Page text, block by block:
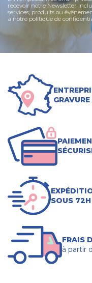
recevoir notre Newsletter
services, produits ou
à notre politique de
SOUS 72H
FRAIS
à partir